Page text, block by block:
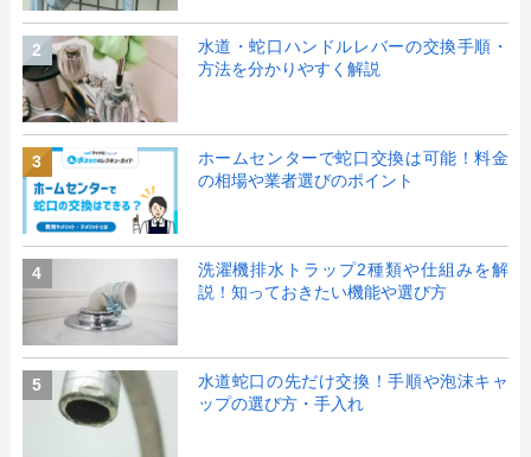
2
水道・蛇口ハンドルレバーの交換手順・
方法を分かりやすく解説
3
ホームセンターで蛇口交換は可能！料金
の相場や業者選びのポイント
4
洗濯機排水トラップ2種類や仕組みを解
説！知っておきたい機能や選び方
5
水道蛇口の先だけ交換！手順や泡沫キャ
ップの選び方・手入れ